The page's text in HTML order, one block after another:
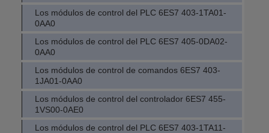
Los módulos de control del PLC 6ES7 403-1TA01-
0AA0
Los módulos de control del PLC 6ES7 405-0DA02-
0AA0
Los módulos de control de comandos 6ES7 403-
1JA01-0AA0
Los módulos de control del controlador 6ES7 455-
1VS00-0AE0
Los módulos de control del PLC 6ES7 403-1TA11-